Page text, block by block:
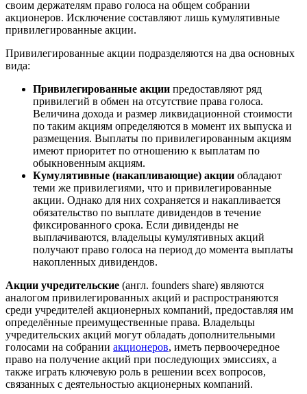
своим держателям право голоса на общем собрании
акционеров. Исключение составляют лишь кумулятивные
привилегированные акции.
Привилегированные акции подразделяются на два основных
вида:
Привилегированные акции предоставляют ряд
привилегий в обмен на отсутствие права голоса.
Величина дохода и размер ликвидационной стоимости
по таким акциям определяются в момент их выпуска и
размещения. Выплаты по привилегированным акциям
имеют приоритет по отношению к выплатам по
обыкновенным акциям.
Кумулятивные (накапливающие) акции обладают
теми же привилегиями, что и привилегированные
акции. Однако для них сохраняется и накапливается
обязательство по выплате дивидендов в течение
фиксированного срока. Если дивиденды не
выплачиваются, владельцы кумулятивных акций
получают право голоса на период до момента выплаты
накопленных дивидендов.
Акции учредительские (англ. founders share) являются
аналогом привилегированных акций и распространяются
среди учредителей акционерных компаний, предоставляя им
определённые преимущественные права. Владельцы
учредительских акций могут обладать дополнительными
голосами на собрании акционеров, иметь первоочередное
право на получение акций при последующих эмиссиях, а
также играть ключевую роль в решении всех вопросов,
связанных с деятельностью акционерных компаний.